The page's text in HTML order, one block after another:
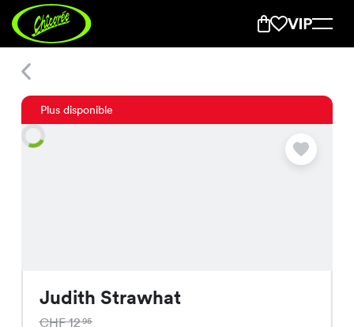
Plus disponible
Judith Strawhat
CHF 1295